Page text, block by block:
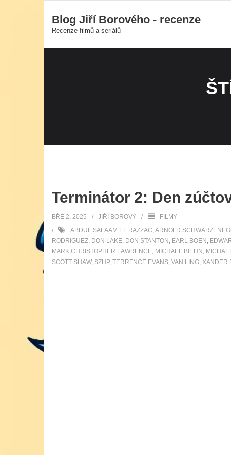
content
Blog Jiří Borového - recenze
Recenze filmů a seriálů
Terminátor 2: Den
BŘE 2, 2025 JIŘÍ BOROVÝ
FILMY
ABDUL SALAAM EL RAZZAC,ARNOLD
RODRIGUEZ, DON LAKE, DON STANTON , EARL BOEN ,
MARK CHRISTOPHER LAWRENCE, MICHAEL BIEHN ,
SCOTT SHAW, SZHP, TERRENCE EVANS, VAN LING, XANDER